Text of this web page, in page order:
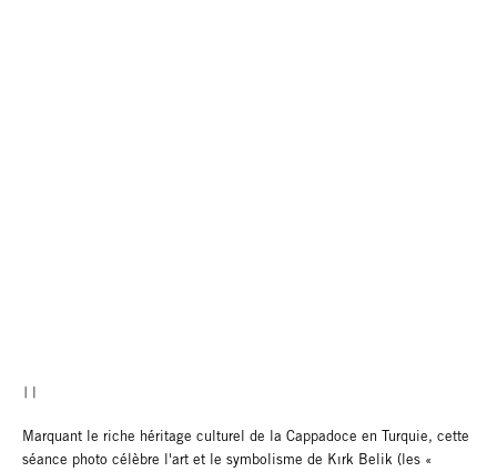
Marquant le riche héritage culturel de la Cappadoce en Turquie, cette
séance photo célèbre l'art et le symbolisme de Kırk Belik (les «